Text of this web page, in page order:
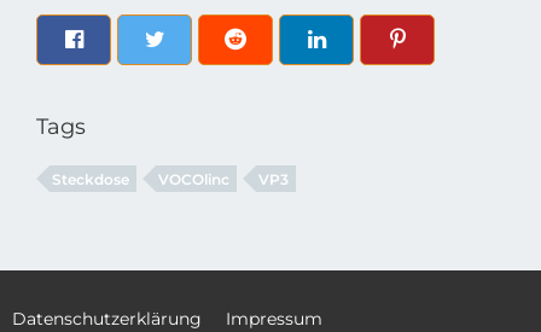
Tags
Steckdose VOCOlinc VP3
Datenschutzerklärung Impressum